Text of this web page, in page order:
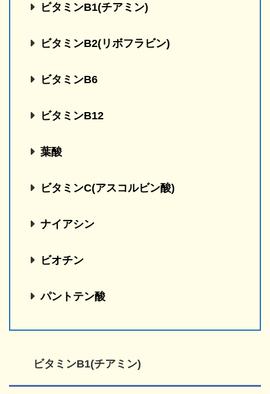
ビタミンB1(チアミン)
ビタミンB2(リボフラビン)
ビタミンB6
ビタミンB12
葉酸
ビタミンC(アスコルビン酸)
ナイアシン
ビオチン
パントテン酸
ビタミンB1(チアミン)